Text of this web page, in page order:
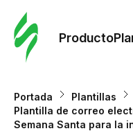
Producto
Portada
Plantillas
Plantilla de correo
Semana Santa para la